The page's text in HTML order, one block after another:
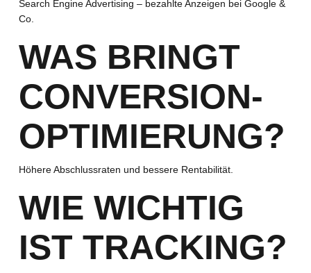
Search Engine Advertising – bezahlte Anzeigen bei Google &
Co.
WAS BRINGT
CONVERSION-
OPTIMIERUNG?
Höhere Abschlussraten und bessere Rentabilität.
WIE WICHTIG
IST TRACKING?